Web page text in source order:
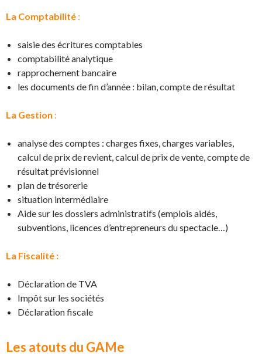
La Comptabilité :
saisie des écritures comptables
comptabilité analytique
rapprochement bancaire
les documents de fin d’année : bilan, compte de résultat
La Gestion :
analyse des comptes : charges fixes, charges variables,
calcul de prix de revient, calcul de prix de vente, compte de
résultat prévisionnel
plan de trésorerie
situation intermédiaire
Aide sur les dossiers administratifs (emplois aidés,
subventions, licences d’entrepreneurs du spectacle…)
La Fiscalité :
Déclaration de TVA
Impôt sur les sociétés
Déclaration fiscale
Les atouts du GAMe